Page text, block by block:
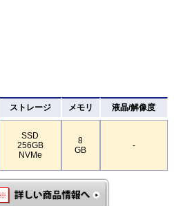
ストレージ メモリ 液晶/解像度
SSD
256GB
NVMe
8
GB
-